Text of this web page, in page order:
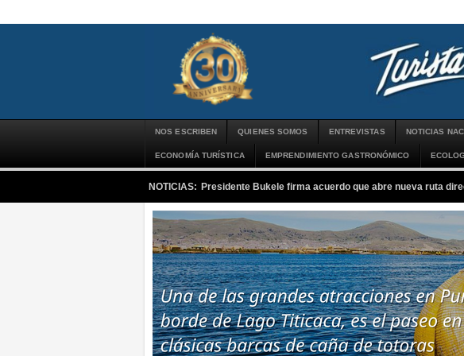
NOS ESCRIBEN QUIENES SOMOS ENTREVISTAS NOTICIAS
ECONOMÍA TURÍSTICA EMPRENDIMIENTO GASTRONÓMICO
NOTICIAS: Presidente Bukele firma acuerdo que abre nueva ruta